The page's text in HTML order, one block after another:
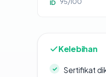
ID
Kelebihan
Sertifikat